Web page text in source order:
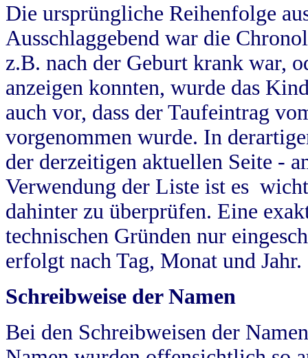
Die ursprüngliche Reihenfolge
Ausschlaggebend war die
z.B. nach der Geburt krank war,
anzeigen konnten, wurde das
auch vor, dass der Taufeintrag
vorgenommen wurde. In
der derzeitigen aktuellen Seite -
Verwendung der Liste ist es
dahinter zu überprüfen. Eine
technischen Gründen nur
erfolgt nach Tag, Monat und Jahr.
Schreibweise der Namen
Bei den Schreibweisen der